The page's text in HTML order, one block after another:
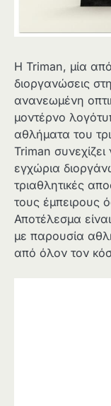
Η Triman, μία
διοργανώσεις
ανανεωμένη
μοντέρνο
αθλήματα του
Triman
εγχώρια
τριαθλητικές
τους έμπειρους
Αποτέλεσμα
με παρουσία
από όλον τον